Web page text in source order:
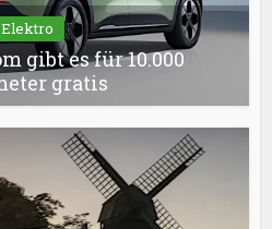
Elektro
gibt es für 10.000
gratis